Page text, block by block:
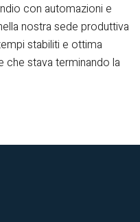
con automazioni e
nostra sede produttiva
stabiliti e ottima
stava terminando la